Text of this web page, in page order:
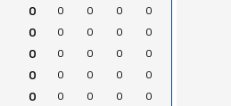
0 0 0 0
0
0 0 0 0
0
0 0 0 0
0
0 0 0 0
0
0 0 0 0
0